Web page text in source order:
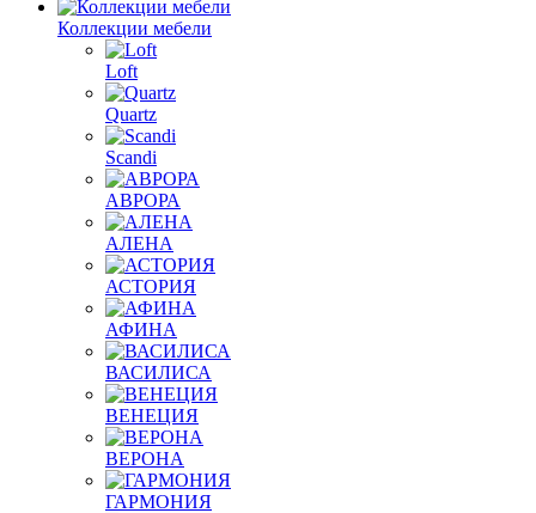
Коллекции мебели
Loft
Quartz
Scandi
АВРОРА
АЛЕНА
АСТОРИЯ
АФИНА
ВАСИЛИСА
ВЕНЕЦИЯ
ВЕРОНА
ГАРМОНИЯ